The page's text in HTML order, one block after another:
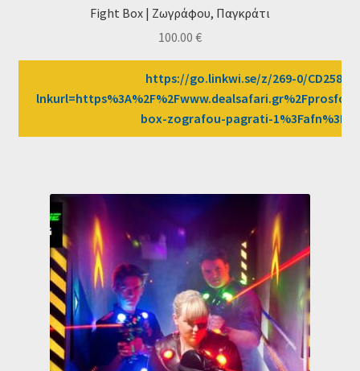
Fight Box | Ζωγράφου, Παγκράτι
100.00 €
https://go.linkwi.se/z/269-0/CD2589/?
box-zografou-pagrati-